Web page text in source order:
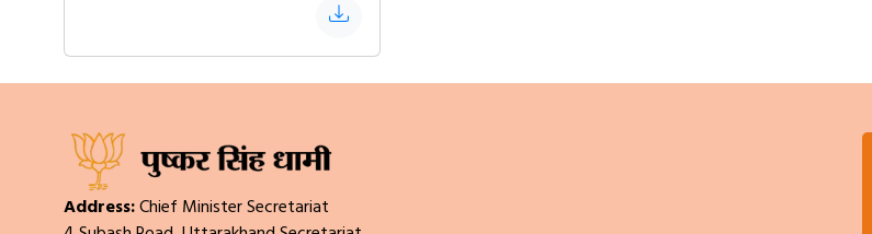
Address:Chief Minister Secretariat